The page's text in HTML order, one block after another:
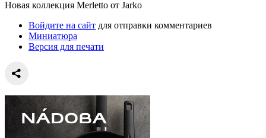
Новая коллекция Merletto от Jarko
Войдите на сайт для отправки комментариев
Миниатюра
Версия для печати